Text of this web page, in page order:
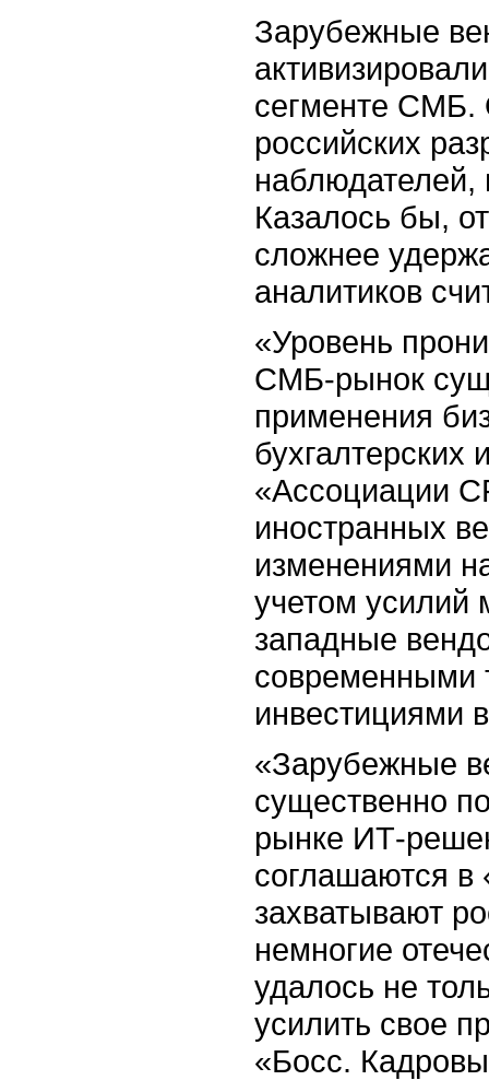
Зарубежные
сегменте СМБ.
российских
наблюдателей,
Казалось бы,
сложнее
аналитиков
«Уровень
СМБ-рынок
применения
«Ассоциации
иностранных
изменениями
учетом усилий
западные
современными
инвестициями
«Зарубежные
существенно
рынке ИТ-
соглашаются
захватывают
немногие
удалось не
усилить свое
«Босс.